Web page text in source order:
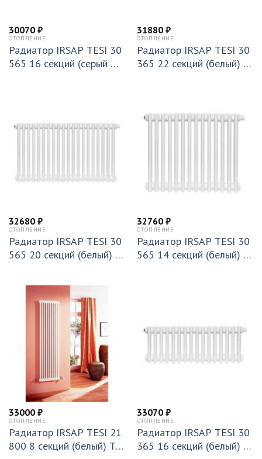
30070 ₽
ОТОПЛЕНИЕ
Радиатор IRSAP TESI 30
565 16 секций (серый Ма
31880 ₽
ОТОПЛЕНИЕ
Радиатор IRSAP TESI 30
365 22 секций (белый) T
32680 ₽
ОТОПЛЕНИЕ
Радиатор IRSAP TESI 30
565 20 секций (белый) T
32760 ₽
ОТОПЛЕНИЕ
Радиатор IRSAP TESI 30
565 14 секций (белый) T
33000 ₽
ОТОПЛЕНИЕ
Радиатор IRSAP TESI 21
800 8 секций (белый) T2
33070 ₽
ОТОПЛЕНИЕ
Радиатор IRSAP TESI 30
365 16 секций (белый) T